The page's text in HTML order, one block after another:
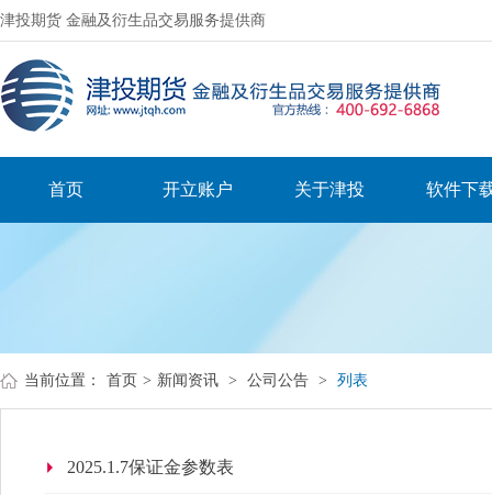
津投期货 金融及衍生品交易服务提供商
首页 开立账户 关于津投 软件下
当前位置： 首页 > 新闻资讯 > 公司公告 > 列表
2025.1.7保证金参数表